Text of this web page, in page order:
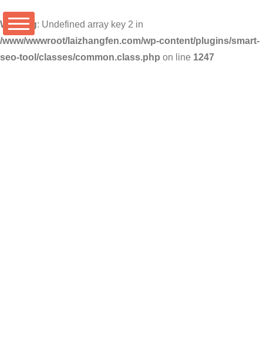
Warning: Undefined array key 2 in
/www/wwwroot/laizhangfen.com/wp-content/plugins/smart-
seo-tool/classes/common.class.php on line 1247